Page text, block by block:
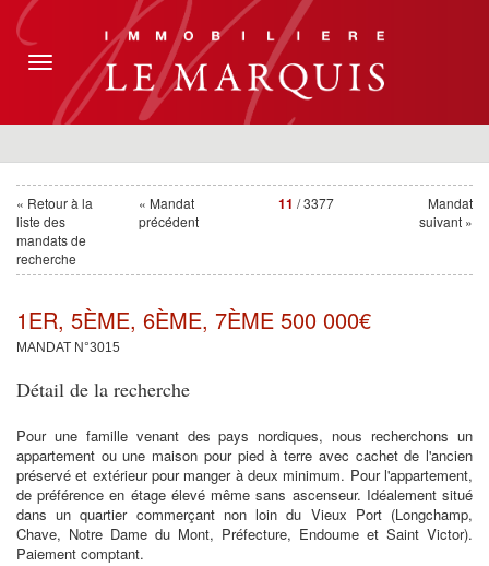
Toggle
navigation
« Retour à la
liste des
mandats de
recherche
« Mandat
précédent
11 / 3377
Mandat
suivant »
1ER, 5ÈME, 6ÈME, 7ÈME 500 000€
MANDAT N°3015
Détail de la recherche
Pour une famille venant des pays nordiques, nous recherchons un
appartement ou une maison pour pied à terre avec cachet de l'ancien
préservé et extérieur pour manger à deux minimum. Pour l'appartement,
de préférence en étage élevé même sans ascenseur. Idéalement situé
dans un quartier commerçant non loin du Vieux Port (Longchamp,
Chave, Notre Dame du Mont, Préfecture, Endoume et Saint Victor).
Paiement comptant.